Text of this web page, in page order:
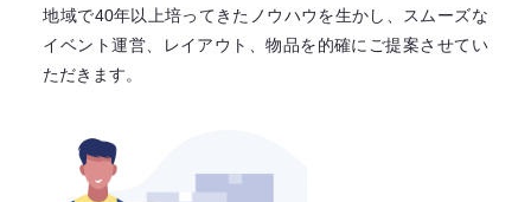
地域で40年以上培ってきたノウハウを生かし、スムーズな
イベント運営、レイアウト、物品を的確にご提案させてい
ただきます。